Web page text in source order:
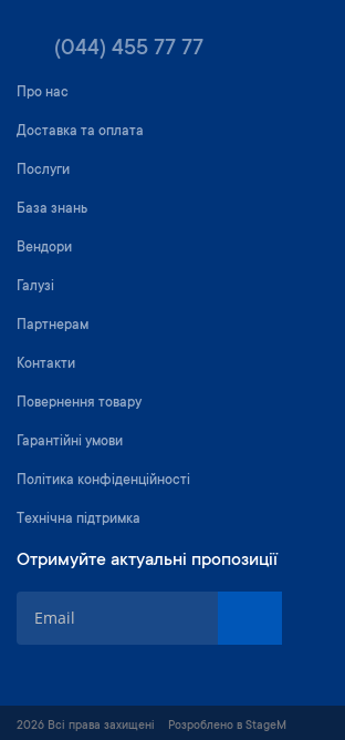
(044) 455 77 77
Про нас
Доставка та оплата
Послуги
База знань
Вендори
Галузі
Партнерам
Контакти
Повернення товару
Гарантійні умови
Політика конфіденційності
Технічна підтримка
Отримуйте актуальні пропозиції
д
ш
2026 Всі права захищені Розроблено в StageM